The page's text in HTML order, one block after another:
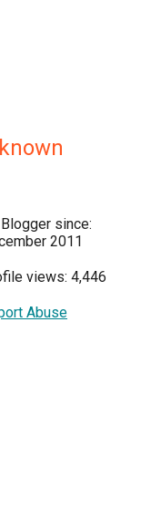
since:
2011
views: 4,446
Abuse